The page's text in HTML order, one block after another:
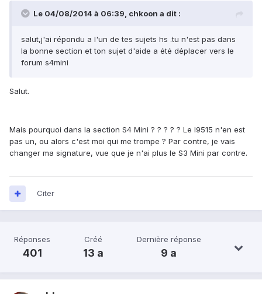
Le 04/08/2014 à 06:39, chkoon a dit :
salut,j'ai répondu a l'un de tes sujets hs .tu n'est pas dans
la bonne section et ton sujet d'aide a été déplacer vers le
forum s4mini
Salut.
Mais pourquoi dans la section S4 Mini ? ? ? ? ? Le I9515 n'en est
pas un, ou alors c'est moi qui me trompe ? Par contre, je vais
changer ma signature, vue que je n'ai plus le S3 Mini par contre.
Citer
Réponses
401
Créé
13 a
Dernière réponse
9 a